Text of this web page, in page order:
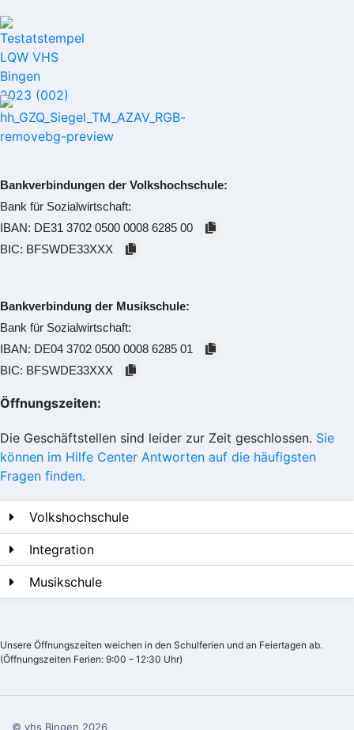
Bankverbindungen der Volkshochschule:
Bank für Sozialwirtschaft:
IBAN: DE31 3702 0500 0008 6285 00
BIC: BFSWDE33XXX
Bankverbindung der Musikschule:
Bank für Sozialwirtschaft:
IBAN: DE04 3702 0500 0008 6285 01
BIC: BFSWDE33XXX
Öffnungszeiten:
Die Geschäftstellen sind leider zur Zeit geschlossen. Sie
können im Hilfe Center Antworten auf die häufigsten
Fragen finden.
Volkshochschule
Integration
Musikschule
Unsere Öffnungszeiten weichen in den Schulferien und an Feiertagen ab.
(Öffnungszeiten Ferien: 9:00 – 12:30 Uhr)
© vhs Bingen 2026